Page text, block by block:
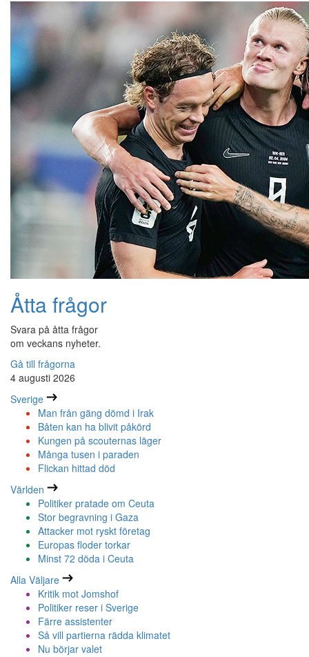
Åtta frågor
Svara på åtta frågor
om veckans nyheter.
Gå till frågorna
4 augusti 2026
Sverige
Man från gäng dömd i Irak
Båten kan ha blivit påkörd
Kungen på scouternas läger
Många tusen i paraden
Flickan hittad död
Världen
Politiker pratade om Ceuta
Stor begravning i Gaza
Attacker mot ryskt företag
Europas floder torkar
Minst 72 döda i Ceuta
Alla Väljare
Kritik mot Jomshof
Politiker reser i Sverige
Färre assistenter
Så vill partierna rädda klimatet
Nu börjar valet